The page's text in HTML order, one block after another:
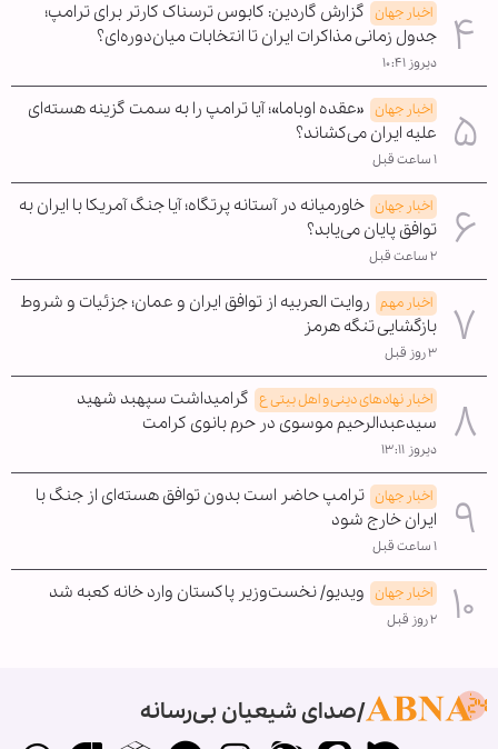
اخبار جهان گزارش گاردین: کابوس ترسناک کارتر برای ترامپ؛
جدول زمانی مذاکرات ایران تا انتخابات میان‌دوره‌ای؟
دیروز ۱۰:۴۱
اخبار جهان «عقده اوباما»؛ آیا ترامپ را به سمت گزینه هسته‌ای
علیه ایران می‌کشاند؟
۱ ساعت قبل
اخبار جهان خاورمیانه در آستانه پرتگاه؛ آیا جنگ آمریکا با ایران به
توافق پایان می‌یابد؟
۲ ساعت قبل
اخبار مهم روایت العربیه از توافق ایران و عمان؛ جزئیات و شروط
بازگشایی تنگه هرمز
۳ روز قبل
اخبار نهادهای دینی و اهل بیتی ع گرامیداشت سپهبد شهید
سیدعبدالرحیم موسوی در حرم بانوی کرامت
دیروز ۱۳:۱۱
اخبار جهان ترامپ حاضر است بدون توافق هسته‌ای از جنگ با
ایران خارج شود
۱ ساعت قبل
اخبار جهان ویدیو/ نخست‌وزیر پاکستان وارد خانه کعبه شد
۲ روز قبل
صدای شیعیان بی‌رسانه